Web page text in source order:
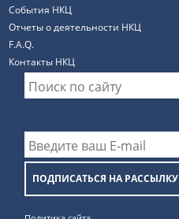
События НКЦ
Отчеты о деятельности НКЦ
F.A.Q.
Контакты НКЦ
ПОДПИСАТЬСЯ НА РАССЫЛКУ